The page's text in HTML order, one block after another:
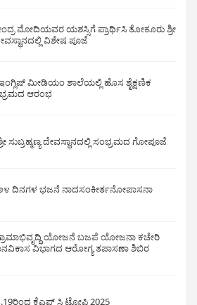
ಮೋದಿಯವರ ಯಶಸ್ಸಿಗೆ ಪ್ರಾರ್ಥಿಸಿ ತೋಕೂರು ಶ್ರೀ
ವಿಶೇಷ ಪೂಜೆ
ಮೀಡಿಯಂ ಶಾಲೆಯಲ್ಲಿ ಹೊಸ ಶೈಕ್ಷಣಿಕ
ಆರಂಭ
ಸುಬ್ರಹ್ಮಣ್ಯ ದೇವಸ್ಥಾನದಲ್ಲಿ ಸಂಭ್ರಮದ ಗೋಪೂಜೆ
ದಿನಗಳ ಭಜನೆ ನಾದಸಂಕೀರ್ತನೋಪಾಸನಾ
ಯೋಜನೆ ಬಜಪೆ ಯೋಜನಾ ಕಚೇರಿ
ವಿಭಾಗದ ಆರೋಗ್ಯ ತಪಾಸಣಾ ಶಿಬಿರ
ಕೆಎಫ್ ಸಿ ಟ್ರೋಫಿ 2025